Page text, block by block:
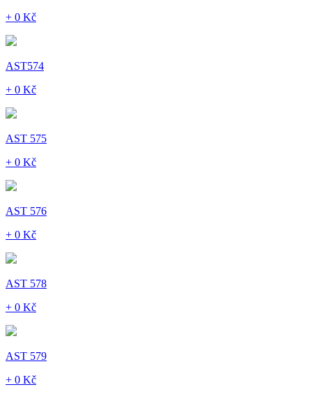
+ 0 Kč
AST574
+ 0 Kč
AST 575
+ 0 Kč
AST 576
+ 0 Kč
AST 578
+ 0 Kč
AST 579
+ 0 Kč